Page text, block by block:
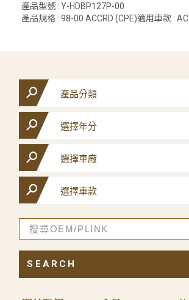
產品型號 : Y-HDBP127P-00
產品規格 : 98-00 ACCRD (CPE)適用車款 :
SEARCH